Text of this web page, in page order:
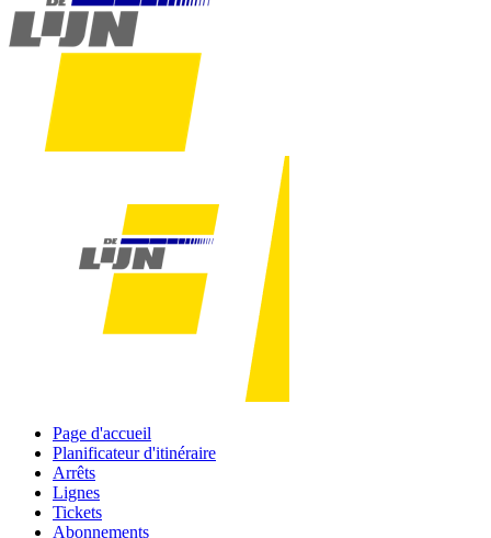
Page d'accueil
Planificateur d'itinéraire
Arrêts
Lignes
Tickets
Abonnements